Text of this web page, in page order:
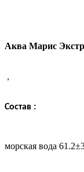
Аква Марис
,
Cостав :
морская вода